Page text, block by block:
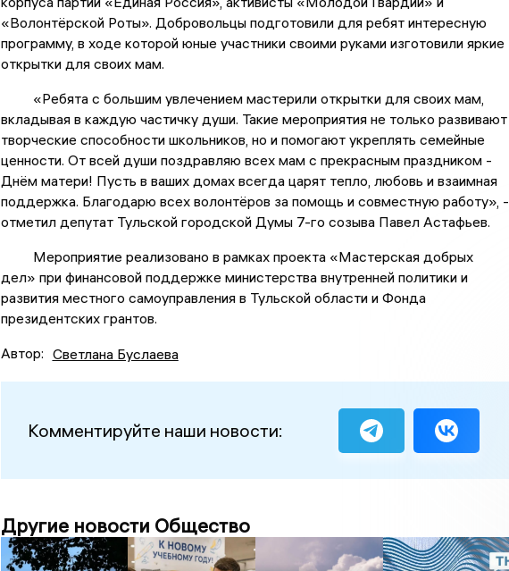
«Волонтёрской Роты». Добровольцы подготовили для ребят интересную
программу, в ходе которой юные участники своими руками изготовили яркие
открытки для своих мам.
«Ребята с большим увлечением мастерили открытки для своих мам,
вкладывая в каждую частичку души. Такие мероприятия не только развивают
творческие способности школьников, но и помогают укреплять семейные
ценности. От всей души поздравляю всех мам с прекрасным праздником -
Днём матери! Пусть в ваших домах всегда царят тепло, любовь и взаимная
поддержка. Благодарю всех волонтёров за помощь и совместную работу», -
отметил депутат Тульской городской Думы 7-го созыва Павел Астафьев.
Мероприятие реализовано в рамках проекта «Мастерская добрых
дел» при финансовой поддержке министерства внутренней политики и
развития местного самоуправления в Тульской области и Фонда
президентских грантов.
Автор: Светлана Буслаева
Комментируйте наши новости:
Другие новости Общество